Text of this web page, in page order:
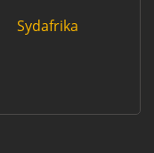
Sydafrika